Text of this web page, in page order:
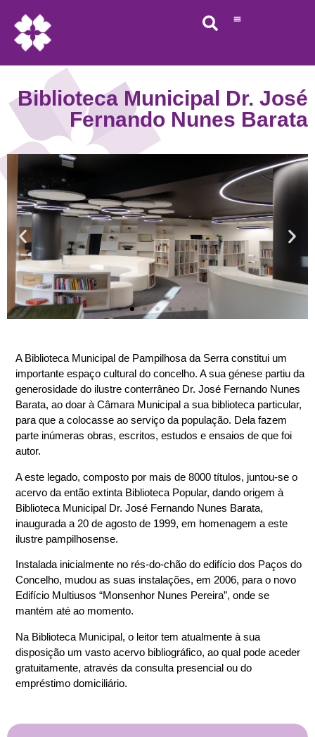
Biblioteca Municipal Dr. José
Fernando Nunes Barata
A Biblioteca Municipal de Pampilhosa da Serra constitui um
importante espaço cultural do concelho. A sua génese partiu da
generosidade do ilustre conterrâneo Dr. José Fernando Nunes
Barata, ao doar à Câmara Municipal a sua biblioteca particular,
para que a colocasse ao serviço da população. Dela fazem
parte inúmeras obras, escritos, estudos e ensaios de que foi
autor.
A este legado, composto por mais de 8000 títulos, juntou-se o
acervo da então extinta Biblioteca Popular, dando origem à
Biblioteca Municipal Dr. José Fernando Nunes Barata,
inaugurada a 20 de agosto de 1999, em homenagem a este
ilustre pampilhosense.
Instalada inicialmente no rés-do-chão do edifício dos Paços do
Concelho, mudou as suas instalações, em 2006, para o novo
Edifício Multiusos “Monsenhor Nunes Pereira”, onde se
mantém até ao momento.
Na Biblioteca Municipal, o leitor tem atualmente à sua
disposição um vasto acervo bibliográfico, ao qual pode aceder
gratuitamente, através da consulta presencial ou do
empréstimo domiciliário.